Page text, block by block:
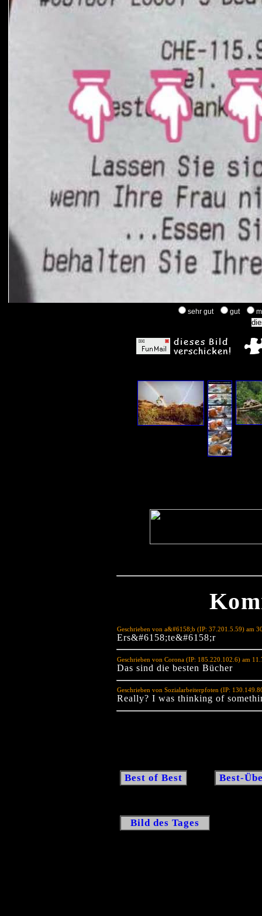
sehr gut gut
Geschrieben von a&#6158;b (IP: 37.201.5.59) am
Ers&#6158;te&#6158;r
Geschrieben von Corona (IP: 185.220.102.6) am
Das sind die besten Bücher
Geschrieben von Sozialarbeiterpfoten (IP:
Really? I was thinking of
Best of Best Best-
Bild des Tages